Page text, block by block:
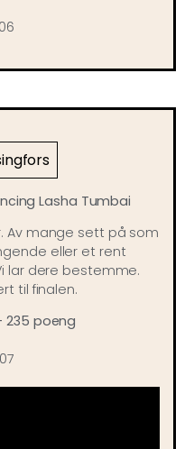
Lasha Tumbai
Av mange sett på som
eller et rent
lar dere bestemme.
til finalen.
235 poeng